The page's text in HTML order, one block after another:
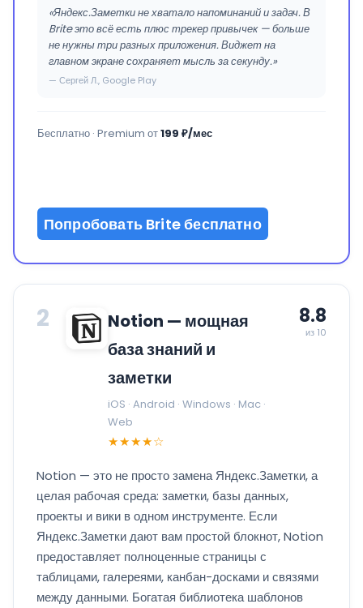
«Яндекс.Заметки не хватало напоминаний и задач. В
Brite это всё есть плюс трекер привычек — больше
не нужны три разных приложения. Виджет на
главном экране сохраняет мысль за секунду.»
— Сергей Л., Google Play
Бесплатно · Premium от199 ₽/мес
Попробовать Brite бесплатно
2
Notion — мощная
база знаний и
заметки
iOS · Android · Windows · Mac ·
Web
★★★★☆
8.8
из 10
Notion — это не просто замена Яндекс.Заметки, а
целая рабочая среда: заметки, базы данных,
проекты и вики в одном инструменте. Если
Яндекс.Заметки дают вам простой блокнот, Notion
предоставляет полноценные страницы с
таблицами, галереями, канбан-досками и связями
между данными. Богатая библиотека шаблонов